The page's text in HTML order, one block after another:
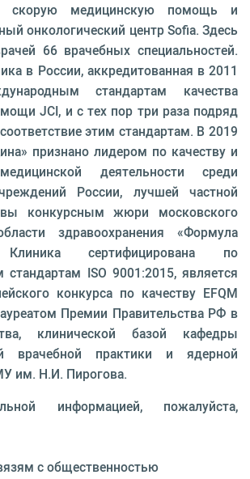
скорую медицинскую помощь и
онкологический центр Sofia. Здесь
66 врачебных специальностей.
в России, аккредитованная в 2011
стандартам качества
JCI, и с тех пор три раза подряд
этим стандартам. В 2019
признано лидером по качеству и
деятельности среди
России, лучшей частной
конкурсным жюри московского
здравоохранения «Формула
Клиника сертифицирована по
ISO 9001:2015, является
конкурса по качеству EFQM
Премии Правительства РФ в
клинической базой кафедры
врачебной практики и ядерной
им. Н.И. Пирогова.
информацией, пожалуйста,
с общественностью